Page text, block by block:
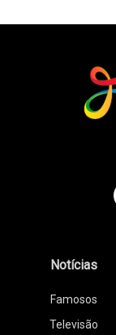
Notícias
Famosos
Televisão